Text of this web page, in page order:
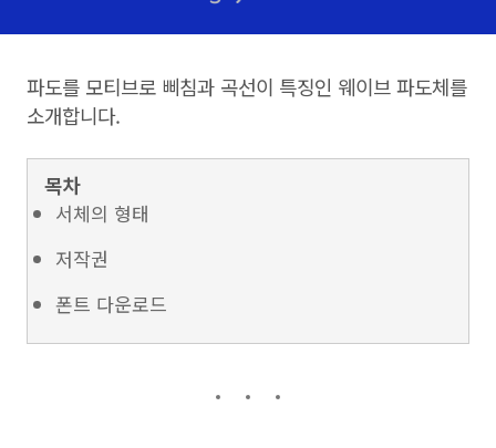
파도를 모티브로 삐침과 곡선이 특징인 웨이브 파도체를
소개합니다.
목차
서체의 형태
저작권
폰트 다운로드